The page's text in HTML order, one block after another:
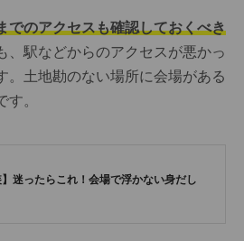
でのアクセスも確認しておくべき
、駅などからのアクセスが悪かっ
。土地勘のない場所に会場がある
。
】迷ったらこれ！会場で浮かない身だし